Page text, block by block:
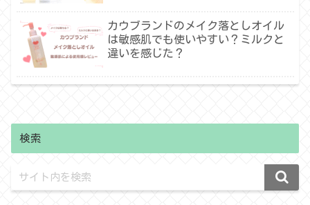
カウブランドのメイク落としオイル
は敏感肌でも使いやすい？ミルクと
違いを感じた？
検索